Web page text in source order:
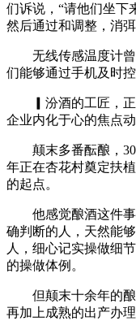
们诉说，“请他们坐下
然后通过和调整，消
无线传感温度计曾
们能够通过手机及时控
▎汾酒的工匠，正
企业内化于心的焦点动
颠末多番酝酿，30
年正在杏花村奠定扶
的起点。
他感觉酿酒这件事
确判断的人，天然能
人，细心记实操做细
的操做体例。
但颠末十余年的酿
再加上成熟的出产办